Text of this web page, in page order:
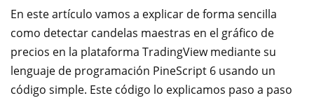
En este artículo vamos a explicar de forma sencilla
como detectar candelas maestras en el gráfico de
precios en la plataforma TradingView mediante su
lenguaje de programación PineScript 6 usando un
código simple. Este código lo explicamos paso a paso